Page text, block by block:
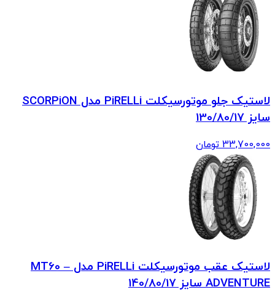
لاستیک جلو موتورسیکلت PiRELLi مدل SCORPiON
سایز 130/80/17
33,700,000 تومان
لاستیک عقب موتورسیکلت PiRELLi مدل MT60 –
ADVENTURE سایز 140/80/17